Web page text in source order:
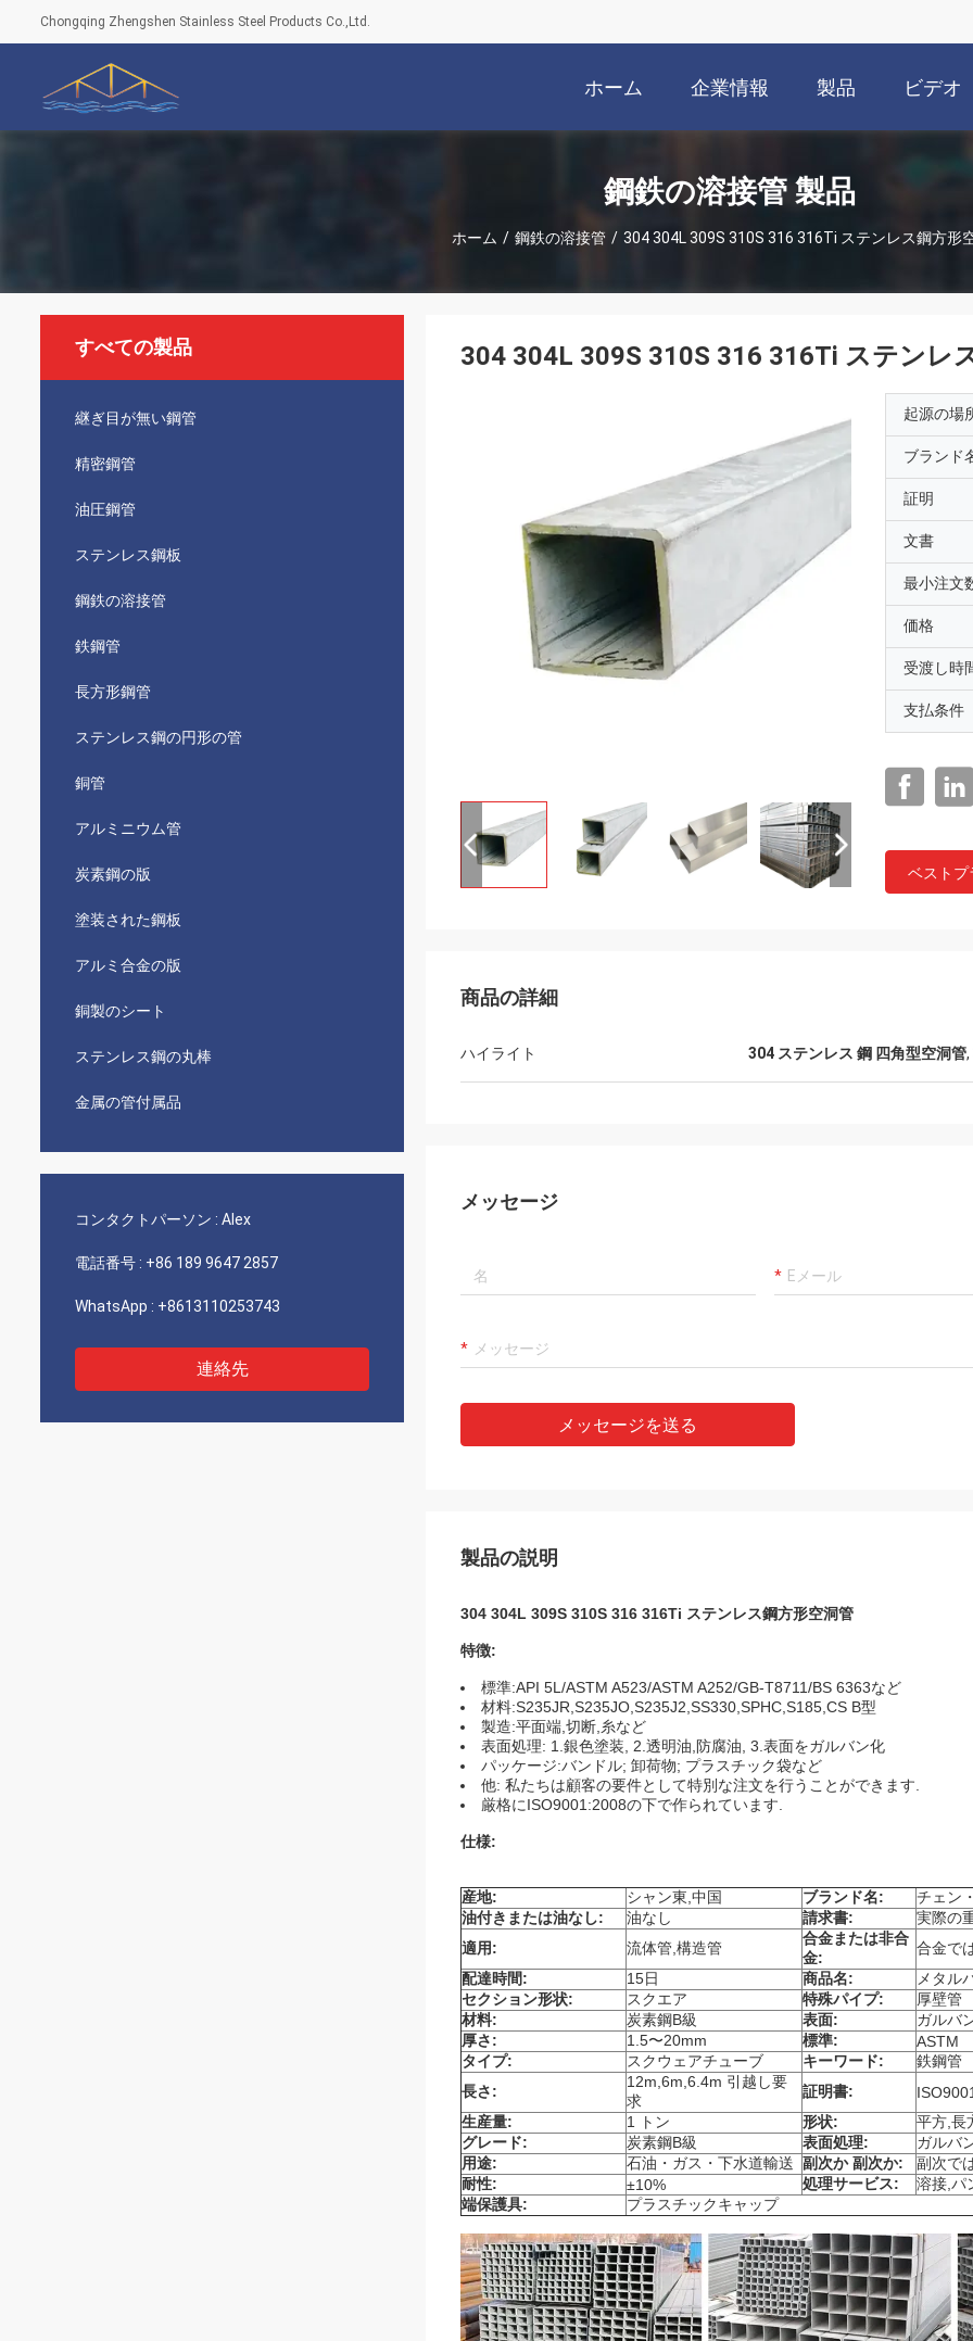
Chongqing Zhengshen Stainless Steel Products Co.,Ltd.
ホーム 企業情報 製品 ビデオ
鋼鉄の溶接管 製品
ホーム / 鋼鉄の溶接管 / 304 304L 309S 310S 316 316Ti ステンレス鋼方形
すべての製品
継ぎ目が無い鋼管
精密鋼管
油圧鋼管
ステンレス鋼板
鋼鉄の溶接管
鉄鋼管
長方形鋼管
ステンレス鋼の円形の管
銅管
アルミニウム管
炭素鋼の版
塗装された鋼板
アルミ合金の版
銅製のシート
ステンレス鋼の丸棒
金属の管付属品
コンタクトパーソン : Alex
電話番号 : +86 189 9647 2857
WhatsApp : +8613110253743
連絡先
304 304L 309S 310S 316 316Ti ステンレ
起源の場
ブランド
証明
文書
最小注文
価格
受渡し時
支払条件
ベストプ
商品の詳細
ハイライト 304 ステンレス 鋼 四角型空洞管,
メッセージ
メッセージを送る
製品の説明
304 304L 309S 310S 316 316Ti ステンレス鋼方形空洞管
特徴:
標準:API 5L/ASTM A523/ASTM A252/GB-T8711/BS 6363など
材料:S235JR,S235JO,S235J2,SS330,SPHC,S185,CS B型
製造:平面端,切断,糸など
表面処理: 1.銀色塗装, 2.透明油,防腐油, 3.表面をガルバン化
パッケージ:バンドル; 卸荷物; プラスチック袋など
他: 私たちは顧客の要件として特別な注文を行うことができます.
厳格にISO9001:2008の下で作られています.
仕様:
産地: シャン東,中国 ブランド名:
チェン
油付きまたは油なし:
油なし 請求書:
実際の
適用:
流体管,構造管
合金または非合
金:
合金で
配達時間:
15日 商品名:
メタル
セクション形状:
スクエア 特殊パイプ:
厚壁管
材料:
炭素鋼B級 表面:
ガルバ
厚さ:
1.5〜20mm 標準:
ASTM
タイプ:
スクウェアチューブ キーワード:
鉄鋼管
長さ:
12m,6m,6.4m 引越し要
求
証明書:
ISO9001
生産量:
1 トン 形状:
平方,長
グレード:
炭素鋼B級 表面処理:
ガルバ
用途:
石油・ガス・下水道輸送 副次か 副次か:
副次で
耐性:
±10% 処理サービス:
溶接,パ
端保護具:
プラスチックキャップ